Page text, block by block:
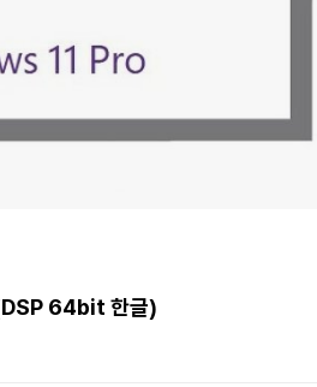
64bit 한글)